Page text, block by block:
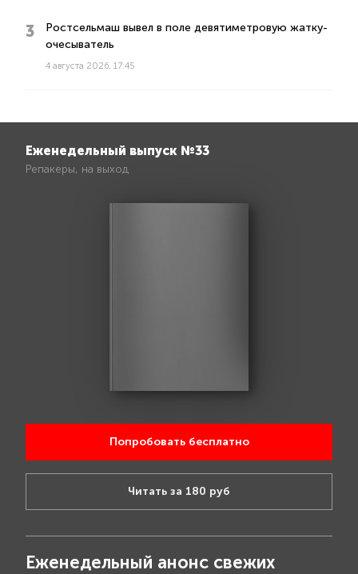
Ростсельмаш вывел в поле девятиметровую жатку-
очесыватель
4 августа 2026, 17:45
Еженедельный выпуск №33
Репакеры, на выход
Попробовать бесплатно
Читать за 180 руб
Еженедельный анонс свежих